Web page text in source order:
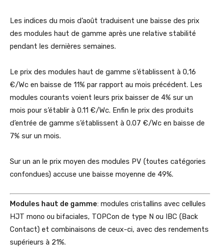
Les indices du mois d’août traduisent une baisse des prix
des modules haut de gamme après une relative stabilité
pendant les dernières semaines.
Le prix des modules haut de gamme s’établissent à 0,16
€/Wc en baisse de 11% par rapport au mois précédent. Les
modules courants voient leurs prix baisser de 4% sur un
mois pour s’établir à 0.11 €/Wc. Enfin le prix des produits
d’entrée de gamme s’établissent à 0.07 €/Wc en baisse de
7% sur un mois.
Sur un an le prix moyen des modules PV (toutes catégories
confondues) accuse une baisse moyenne de 49%.
Modules haut de gamme: modules cristallins avec cellules
HJT mono ou bifaciales, TOPCon de type N ou IBC (Back
Contact) et combinaisons de ceux-ci, avec des rendements
supérieurs à 21%.